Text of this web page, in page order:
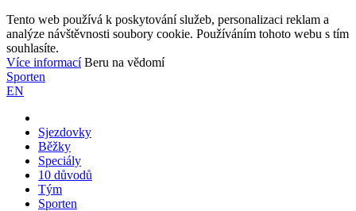
Tento web používá k poskytování služeb, personalizaci reklam a
analýze návštěvnosti soubory cookie. Používáním tohoto webu s tím
souhlasíte.
Více informací Beru na vědomí
Sporten
EN
Sjezdovky
Běžky
Speciály
10 důvodů
Tým
Sporten